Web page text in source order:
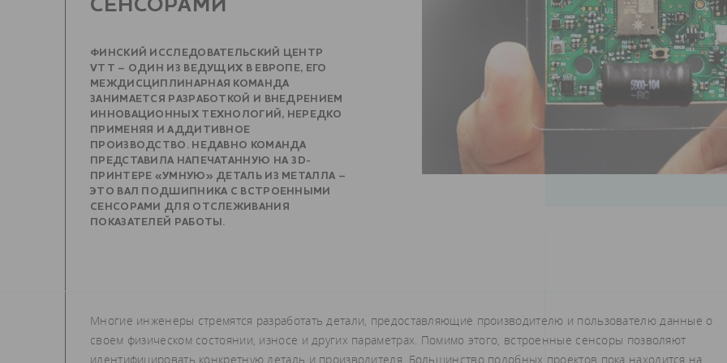
СЕНСОРАМИ
ФИНСКИЙ ИССЛЕДОВАТЕЛЬСКИЙ ЦЕНТР
VTT – ОДИН ИЗ ВЕДУЩИХ В ЕВРОПЕ, ЕГО
МЕЖДИСЦИПЛИНАРНАЯ КОМАНДА
ЗАНИМАЕТСЯ РАЗРАБОТКОЙ И ВНЕДРЕНИЕМ
ИННОВАЦИОННЫХ ТЕХНОЛОГИЙ, НЕРЕДКО
ПРИМЕНЯЯ И АДДИТИВНОЕ
ПРОИЗВОДСТВО. НЕДАВНО КОМАНДА
ПРЕДСТАВИЛА НАПЕЧАТАННУЮ НА 3D-
ПРИНТЕРЕ «УМНУЮ» ДЕТАЛЬ ИЗ МЕТАЛЛА –
ЭТО ВАЛ ПОДШИПНИКА С ВСТРОЕННЫМИ
СЕНСОРАМИ ДЛЯ ОТСЛЕЖИВАНИЯ
ПОКАЗАТЕЛЕЙ РАБОТЫ.
Многие инженеры стремятся разработать детали, предоставляющие производителю и пользователю данные о
своем физическом состоянии, износе и других параметрах. Помимо этого, встроенные сенсоры позволяют
идентифицировать конкретную деталь и производителя. Большинство подобных проектов пока находится на